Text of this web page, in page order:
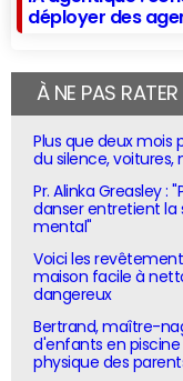
déployer des
À NE PAS RATER
Plus que deux mois
du silence,
Pr. Alinka Greasley :
danser entretient la
mental"
Voici les
maison facile à
dangereux
Bertrand, maître-
d'enfants en
physique des